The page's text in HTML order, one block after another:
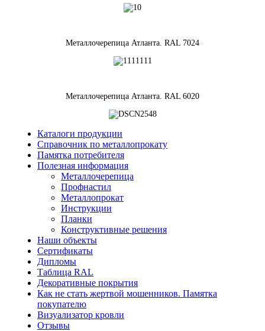
Металлочерепица Атланта. RAL 7024
Металлочерепица Атланта. RAL 6020
Каталоги продукции
Справочник по металлопрокату
Памятка потребителя
Полезная информация
Металлочерепица
Профнастил
Металлопрокат
Инструкции
Планки
Конструктивные решения
Наши объекты
Сертификаты
Дипломы
Таблица RAL
Декоративные покрытия
Как не стать жертвой мошенников. Памятка
покупателю
Визуализатор кровли
Отзывы